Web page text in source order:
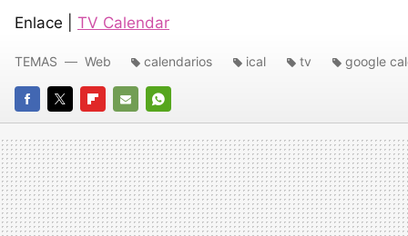
Enlace | TV Calendar
FACEBOOK
TWITTERFLIPBOARD
E-
MAIL
WHATSAPP
TEMAS Web calendarios ical tv google